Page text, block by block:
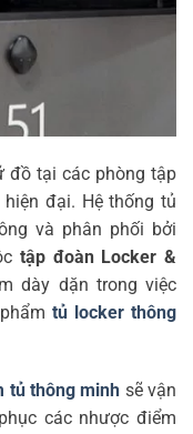
đồ tại các phòng tập
đại. Hệ thống tủ
và phân phối bởi
tập đoàn Locker &
dày dặn trong việc
tủ locker thông
tủ thông minh sẽ vận
các nhược điểm